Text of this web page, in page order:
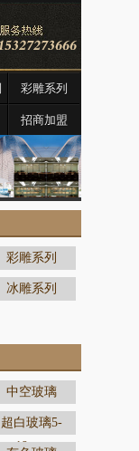
彩雕系列
招商加盟
彩雕系列
冰雕系列
中空玻璃
超白玻璃5-
19mm